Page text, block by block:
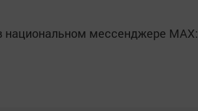
национальном мессенджере MАХ: